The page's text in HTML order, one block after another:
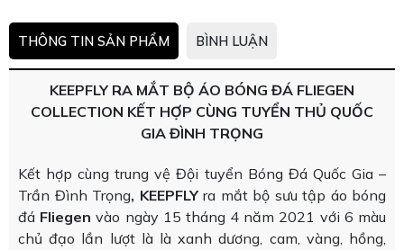
THÔNG TIN SẢN PHẨM BÌNH LUẬN
KEEPFLY RA MẮT BỘ ÁO BÓNG ĐÁ FLIEGEN
COLLECTION KẾT HỢP CÙNG TUYỂN THỦ QUỐC
GIA ĐÌNH TRỌNG
Kết hợp cùng trung vệ Đội tuyển Bóng Đá Quốc Gia –
Trần Đình Trọng, KEEPFLYra mắt bộ sưu tập áo bóng
đá Fliegen vào ngày 15 tháng 4 năm 2021 với 6 màu
chủ đạo lần lượt là là xanh dương, cam, vàng, hồng,